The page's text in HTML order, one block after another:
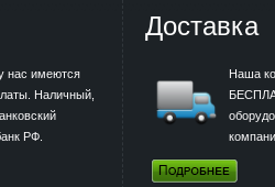
нас имеются
Наличный,
РФ.
Доставка
Наша